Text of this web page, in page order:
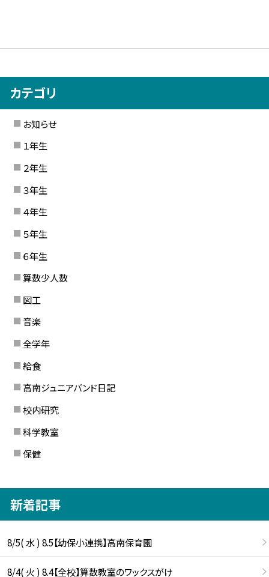
カテゴリ
お知らせ
１年生
２年生
３年生
４年生
５年生
６年生
算数少人数
図工
音楽
全学年
給食
高南ジュニアバンド日記
校内研究
科学教室
保健
新着記事
8/5( 水 ) 8.5【幼保小連携】高南保育園
8/4( 火 ) 8.4【全校】算数教室のワックスがけ